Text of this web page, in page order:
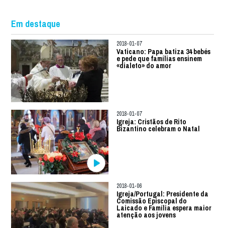
Em destaque
2018-01-07
Vaticano: Papa batiza 34 bebés
e pede que famílias ensinem
«dialeto» do amor
2018-01-07
Igreja: Cristãos de Rito
Bizantino celebram o Natal
2018-01-06
Igreja/Portugal: Presidente da
Comissão Episcopal do
Laicado e Família espera maior
atenção aos jovens